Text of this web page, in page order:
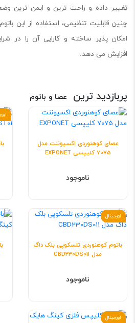
تغییر داده و راحت ترین و ایمن ترین
چنین قابلیت تنظیمی، استفاده از این
امکان پذیر ساخته و کارایی آن را در
افزایش می دهد.
پربازدید ترین عصا و باتوم
عصای کوهنوردی اکسپوننت مدل
7075 کلیپسی EXPONET
ناموجود
اورجینال
باتوم کوهنوردی تلسکوپی بلک داگ
مدل CBD230DS011
ناموجود
اورجینال